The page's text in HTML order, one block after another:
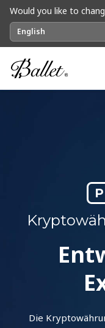
Would you like to
English
Die